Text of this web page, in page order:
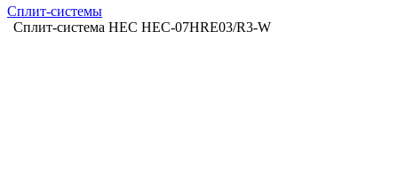
Сплит-системы
Сплит-система HEC HEC-07HRE03/R3-W